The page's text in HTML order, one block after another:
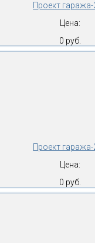
Проект
Цена:
0 руб.
Проект
Цена:
0 руб.